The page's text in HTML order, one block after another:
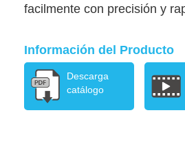
facilmente con precisión y
Información del Producto
Descarga
catálogo